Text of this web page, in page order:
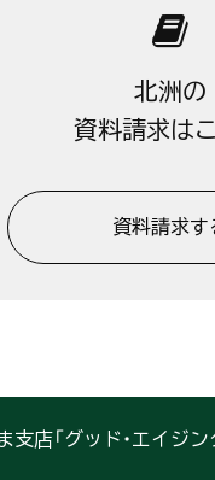
北洲の
資料請求は
資料請求す
支店「グッド・エイジ